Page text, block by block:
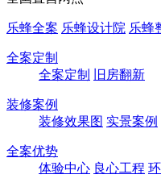
乐蜂全案 乐蜂设计院 乐蜂
全案定制
全案定制
旧房翻新
装修案例
装修效果图 实景案例
全案优势
体验中心 良心工程